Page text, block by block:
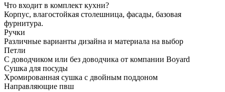
Что входит в комплект кухни?
Корпус, влагостойкая столешница, фасады, базовая
фурнитура.
Ручки
Различные варианты дизайна и материала на выбор
Петли
С доводчиком или без доводчика от компании Boyard
Сушка для посуды
Хромированная сушка с двойным поддоном
Направляющие пвш